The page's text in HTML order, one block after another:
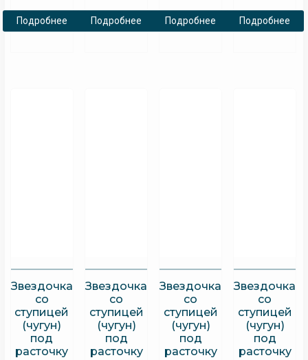
Подробнее Подробнее Подробнее Подробнее
Звездочка
со
ступицей
(чугун)
под
расточку
Звездочка
со
ступицей
(чугун)
под
расточку
Звездочка
со
ступицей
(чугун)
под
расточку
Звездочка
со
ступицей
(чугун)
под
расточку